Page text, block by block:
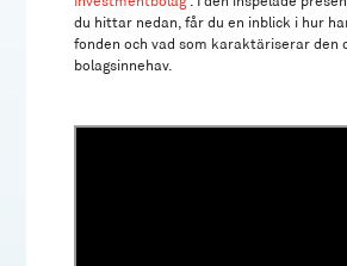
du hittar nedan, får du en inblick i hur
fonden och vad som karaktäriserar den
bolagsinnehav.